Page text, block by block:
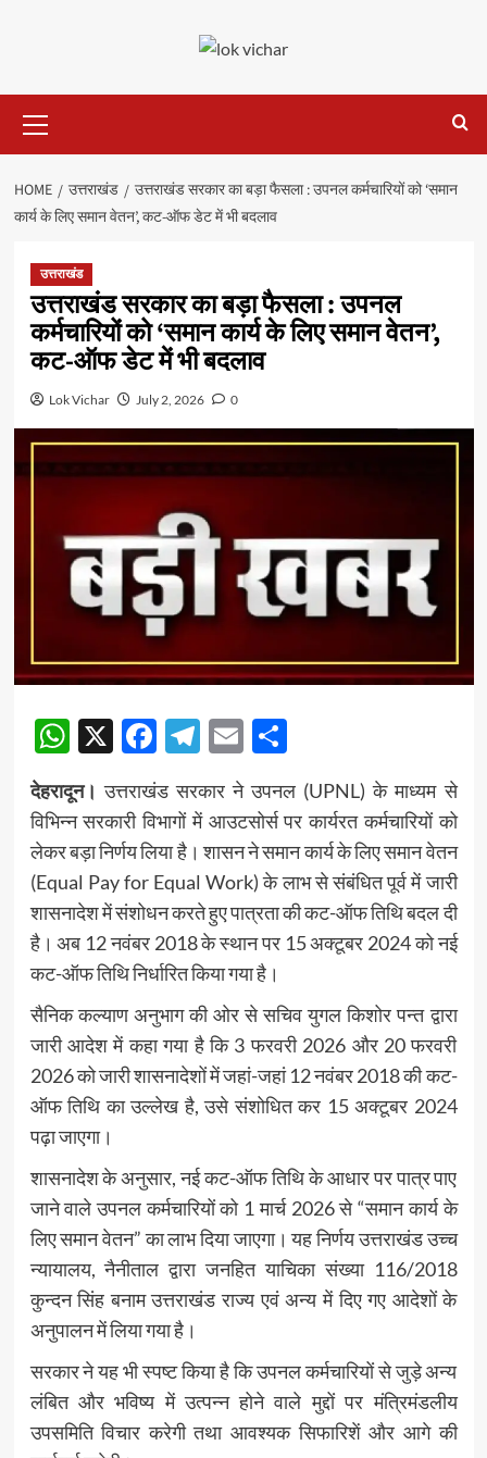
Menu
HOME उत्तराखंड
उत्तराखंड सरकार का बड़ा फैसला : उपनल कर्मचारियों को ‘समान
कार्य के लिए समान वेतन’, कट-ऑफ डेट में भी बदलाव
उत्तराखंड
उत्तराखंड सरकार का बड़ा फैसला : उपनल
कर्मचारियों को ‘समान कार्य के लिए समान वेतन’,
कट-ऑफ डेट में भी बदलाव
Lok Vichar July 2, 2026 0
WhatsApp
X Facebook
Telegram
EmailShare
देहरादून। उत्तराखंड सरकार ने उपनल (UPNL) के माध्यम से
विभिन्न सरकारी विभागों में आउटसोर्स पर कार्यरत कर्मचारियों को
लेकर बड़ा निर्णय लिया है। शासन ने समान कार्य के लिए समान वेतन
(Equal Pay for Equal Work) के लाभ से संबंधित पूर्व में जारी
शासनादेश में संशोधन करते हुए पात्रता की कट-ऑफ तिथि बदल दी
है। अब 12 नवंबर 2018 के स्थान पर 15 अक्टूबर 2024 को नई
कट-ऑफ तिथि निर्धारित किया गया है।
सैनिक कल्याण अनुभाग की ओर से सचिव युगल किशोर पन्त द्वारा
जारी आदेश में कहा गया है कि 3 फरवरी 2026 और 20 फरवरी
2026 को जारी शासनादेशों में जहां-जहां 12 नवंबर 2018 की कट-
ऑफ तिथि का उल्लेख है, उसे संशोधित कर 15 अक्टूबर 2024
पढ़ा जाएगा।
शासनादेश के अनुसार, नई कट-ऑफ तिथि के आधार पर पात्र पाए
जाने वाले उपनल कर्मचारियों को 1 मार्च 2026 से “समान कार्य के
लिए समान वेतन” का लाभ दिया जाएगा। यह निर्णय उत्तराखंड उच्च
न्यायालय, नैनीताल द्वारा जनहित याचिका संख्या 116/2018
कुन्दन सिंह बनाम उत्तराखंड राज्य एवं अन्य में दिए गए आदेशों के
अनुपालन में लिया गया है।
सरकार ने यह भी स्पष्ट किया है कि उपनल कर्मचारियों से जुड़े अन्य
लंबित और भविष्य में उत्पन्न होने वाले मुद्दों पर मंत्रिमंडलीय
उपसमिति विचार करेगी तथा आवश्यक सिफारिशें और आगे की